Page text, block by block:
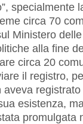
specialmente
circa 70
Ministero
alla fine
circa 20
il registro,
esistenza,
promulgata